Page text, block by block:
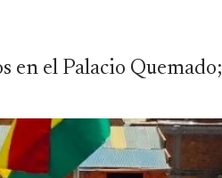
en el Palacio Quemado;